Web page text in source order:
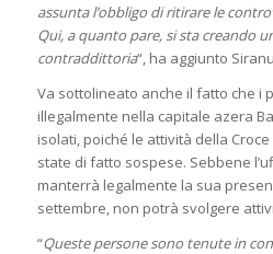
assunta l’obbligo di ritirare le
Qui, a quanto pare, si sta creando
contraddittoria“, ha aggiunto
Va sottolineato anche il fatto che i
illegalmente nella capitale azera
isolati, poiché le attività della
state di fatto sospese. Sebbene
manterrà legalmente la sua
settembre, non potrà svolgere
“Queste persone sono tenute in